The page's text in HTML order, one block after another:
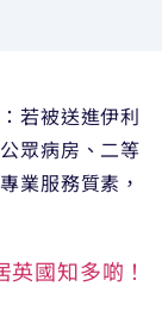
若被送進伊利
眾病房、二等
業服務質素，
英國知多啲！